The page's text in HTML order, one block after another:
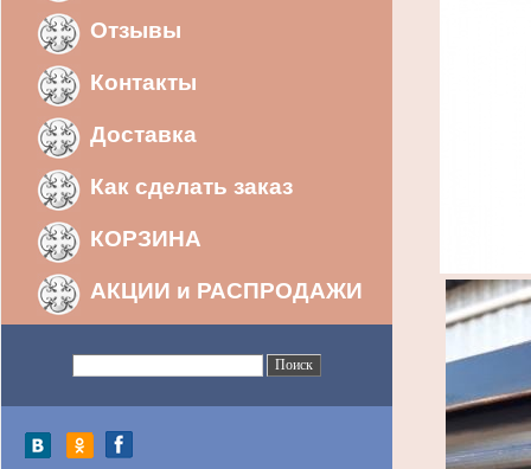
Отзывы
Контакты
Доставка
Как сделать заказ
КОРЗИНА
АКЦИИ и РАСПРОДАЖИ